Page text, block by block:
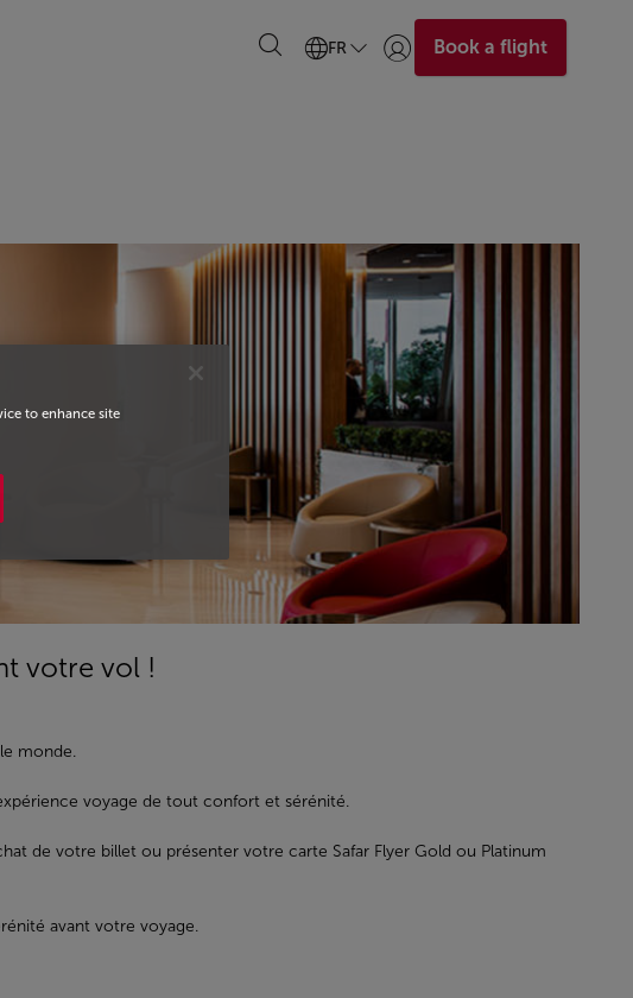
FR Se connecter | S’inscrire)
Book a flight
votre vol !
monde.
voyage de tout confort et sérénité.
de votre billet ou présenter votre carte Safar Flyer Gold ou Platinum
avant votre voyage.
to enhance site